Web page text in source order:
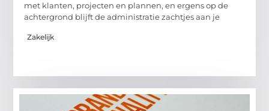
met klanten, projecten en plannen, en ergens op de
achtergrond blijft de administratie zachtjes aan je
Zakelijk